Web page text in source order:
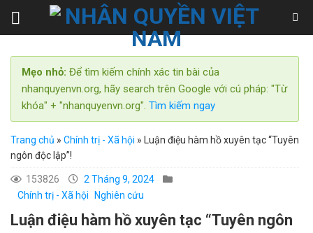
Skip
Mẹo nhỏ: Để tìm kiếm chính xác tin bài của
nhanquyenvn.org, hãy search trên Google với cú pháp: "Từ
khóa" + "nhanquyenvn.org". Tìm kiếm ngay
Trang chủ » Chính trị - Xã hội »
Luận điệu hàm hồ xuyên tạc “Tuyên
ngôn độc lập”!
153826
2 Tháng 9, 2024
Chính trị - Xã hội
Nghiên cứu
Luận điệu hàm hồ xuyên tạc “Tuyên ngôn